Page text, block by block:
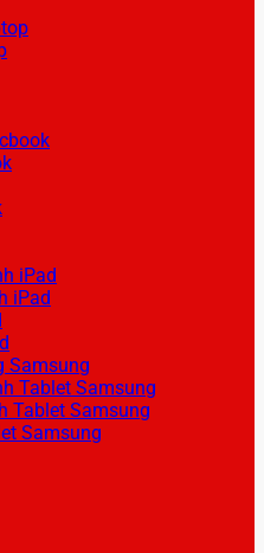
iPad
iPad
Samsung
Tablet Samsung
Tablet Samsung
Samsung